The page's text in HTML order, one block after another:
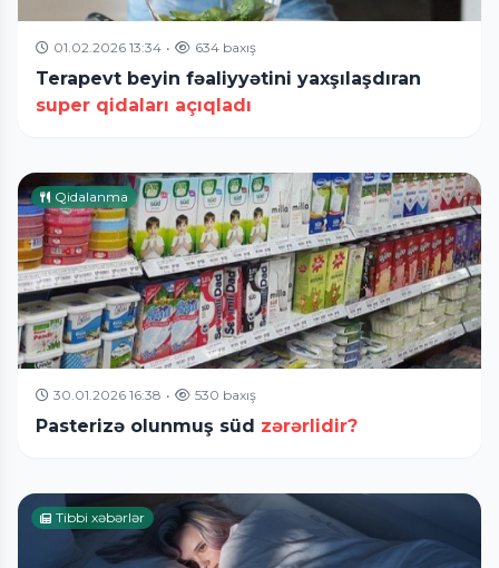
01.02.2026 13:34 • 634 baxış
Terapevt beyin fəaliyyətini yaxşılaşdıran
super qidaları açıqladı
Qidalanma
30.01.2026 16:38 • 530 baxış
Pasterizə olunmuş süd zərərlidir?
Tibbi xəbərlər